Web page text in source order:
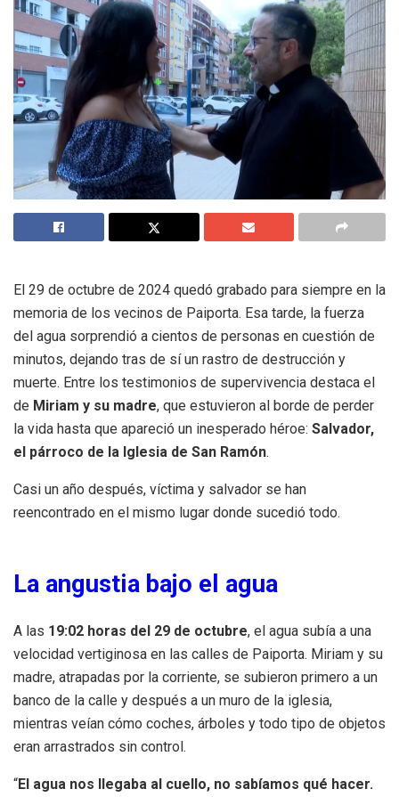
El 29 de octubre de 2024 quedó grabado para siempre en la
memoria de los vecinos de Paiporta. Esa tarde, la fuerza
del agua sorprendió a cientos de personas en cuestión de
minutos, dejando tras de sí un rastro de destrucción y
muerte. Entre los testimonios de supervivencia destaca el
de Miriam y su madre, que estuvieron al borde de perder
la vida hasta que apareció un inesperado héroe: Salvador,
el párroco de la Iglesia de San Ramón.
Casi un año después, víctima y salvador se han
reencontrado en el mismo lugar donde sucedió todo.
La angustia bajo el agua
A las 19:02 horas del 29 de octubre, el agua subía a una
velocidad vertiginosa en las calles de Paiporta. Miriam y su
madre, atrapadas por la corriente, se subieron primero a un
banco de la calle y después a un muro de la iglesia,
mientras veían cómo coches, árboles y todo tipo de objetos
eran arrastrados sin control.
“El agua nos llegaba al cuello, no sabíamos qué hacer.